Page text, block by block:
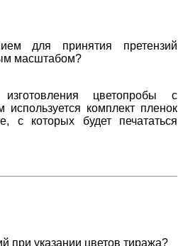
для принятия претензий
масштабом?
цветопробы с
комплект пленок
с которых будет печататься
при указании цветов тиража?